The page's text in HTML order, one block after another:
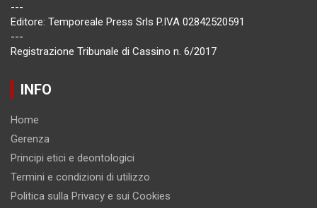
---
Editore: Temporeale Press Srls P.IVA 02842520591
---
Registrazione Tribunale di Cassino n. 6/2017
INFO
Home
Gerenza
Principi etici e deontologici
Termini e condizioni di utilizzo
Politica sulla Privacy e sui Cookies